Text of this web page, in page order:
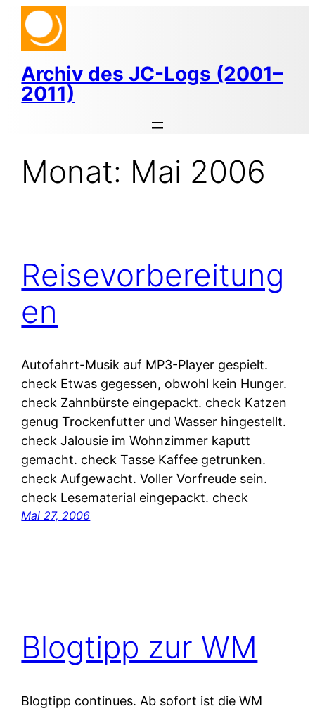
Zum
Inhalt
springen
Archiv des JC-Logs (2001–
2011)
Monat: Mai 2006
Reisevorbereitung
en
Autofahrt-Musik auf MP3-Player gespielt.
check Etwas gegessen, obwohl kein Hunger.
check Zahnbürste eingepackt. check Katzen
genug Trockenfutter und Wasser hingestellt.
check Jalousie im Wohnzimmer kaputt
gemacht. check Tasse Kaffee getrunken.
check Aufgewacht. Voller Vorfreude sein.
check Lesematerial eingepackt. check
Mai 27, 2006
Blogtipp zur WM
Blogtipp continues. Ab sofort ist die WM